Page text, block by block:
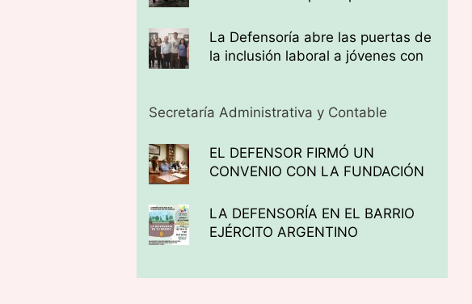
La Defensoría abre las puertas de
la inclusión laboral a jóvenes con
Secretaría Administrativa y Contable
EL DEFENSOR FIRMÓ UN
CONVENIO CON LA FUNDACIÓN
AMBIENTE)
LA DEFENSORÍA EN EL BARRIO
EJÉRCITO ARGENTINO